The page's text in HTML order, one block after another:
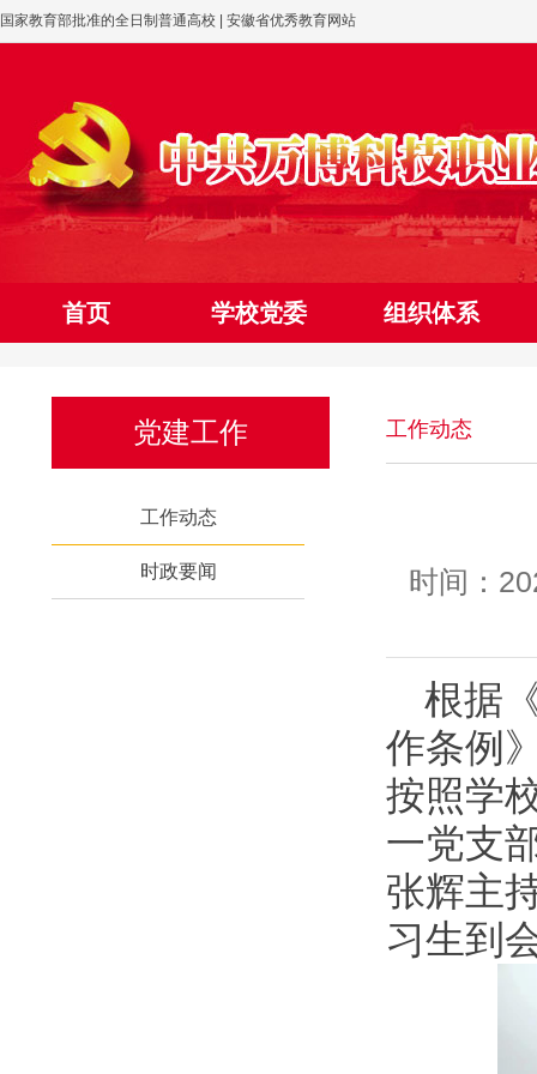
国家教育部批准的全日制普通高校 | 安徽省优秀教育网站
首页 学校党委 组织体系
党建工作
工作动态
时政要闻
工作动态
时间：
根据
作条例
按照学
一党支
张辉主
习生到